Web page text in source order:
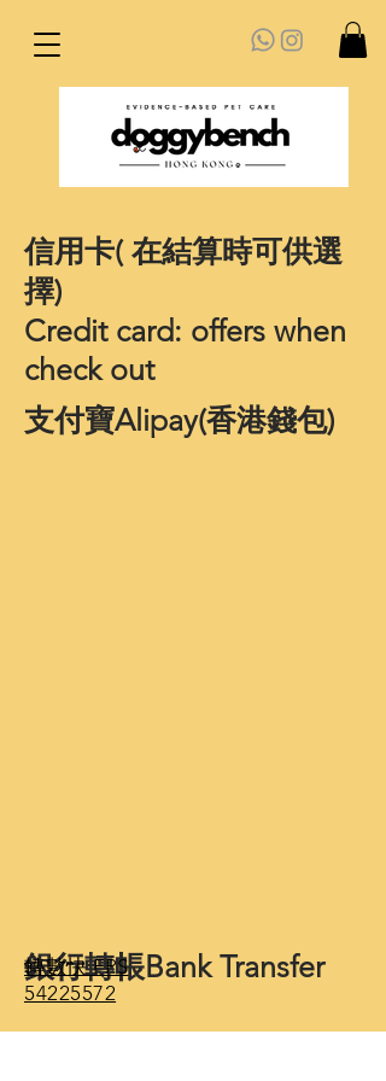
信用卡( 在結算時可供選
擇)
Credit card: offers when
check out
​支付寶Alipay(香港錢包)
​銀行轉帳Bank Transfer
轉數快 FPS
54225572